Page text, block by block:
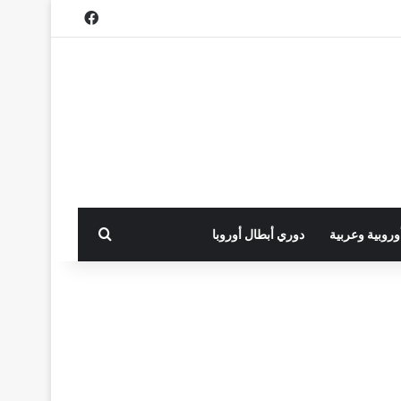
فيسبوك
وعربية دوري أبطال أوروبا بحث عن